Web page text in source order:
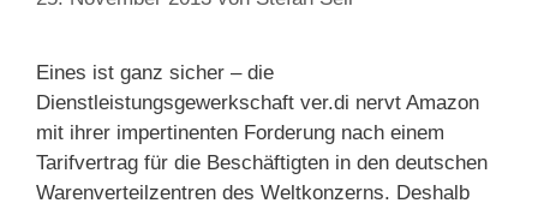
Eines ist ganz sicher – die
Dienstleistungsgewerkschaft ver.di nervt Amazon
mit ihrer impertinenten Forderung nach einem
Tarifvertrag für die Beschäftigten in den deutschen
Warenverteilzentren des Weltkonzerns. Deshalb